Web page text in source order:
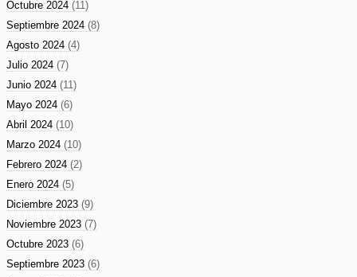
Octubre 2024 (11)
Septiembre 2024 (8)
Agosto 2024 (4)
Julio 2024 (7)
Junio 2024 (11)
Mayo 2024 (6)
Abril 2024 (10)
Marzo 2024 (10)
Febrero 2024 (2)
Enero 2024 (5)
Diciembre 2023 (9)
Noviembre 2023 (7)
Octubre 2023 (6)
Septiembre 2023 (6)